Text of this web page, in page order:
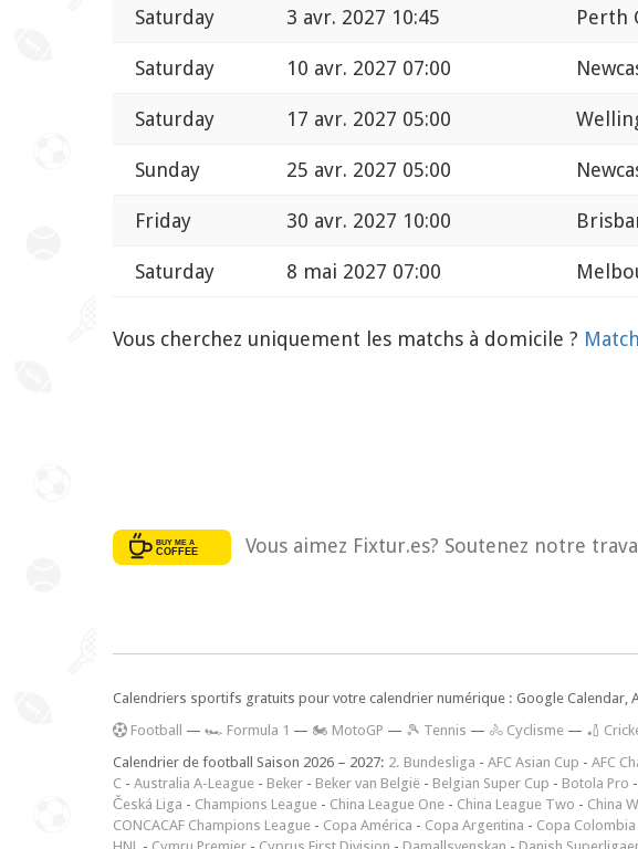
Saturday 3 avr. 2027 10:45 Perth
Saturday 10 avr. 2027 07:00
Saturday 17 avr. 2027 05:00
Sunday 25 avr. 2027 05:00
Friday 30 avr. 2027 10:00
Saturday 8 mai 2027 07:00
Vous cherchez uniquement les matchs à domicile ?
Vous aimez Fixtur.es? Soutenez notre
Calendriers sportifs gratuits pour votre calendrier numérique : Google Calendar,
Football — 🏎️ Formula 1 — 🏍 MotoGP — 🎾 Tennis — 🚴 Cyclisme — 🏏
Calendrier de football Saison 2026 – 2027: 2. Bundesliga - AFC Asian Cup - AFC
C - Australia A-League - Beker - Beker van België - Belgian Super Cup - Botola Pro -
Česká Liga - Champions League - China League One - China League Two - China
CONCACAF Champions League - Copa América - Copa Argentina - Copa Colombia